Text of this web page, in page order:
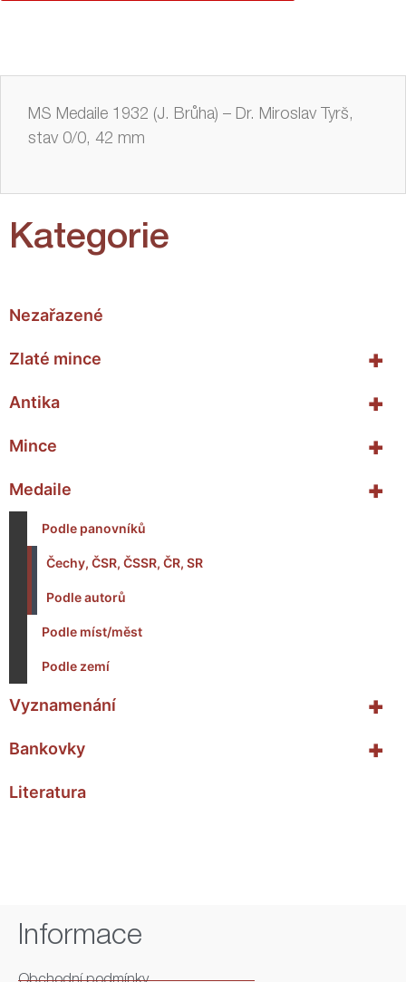
Kategorie
Nezařazené
+
Zlaté mince
+
Antika
+
Mince
+
Medaile
Podle panovníků
Čechy, ČSR, ČSSR, ČR, SR
Podle autorů
Podle míst/měst
Podle zemí
+
Vyznamenání
+
Bankovky
Literatura
MS Medaile 1932 (J. Brůha) – Dr. Miroslav Tyrš,
stav 0/0, 42 mm
Informace